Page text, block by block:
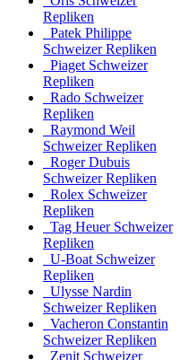
Repliken
Patek Philippe
Schweizer Repliken
Piaget Schweizer
Repliken
Rado Schweizer
Repliken
Raymond Weil
Schweizer Repliken
Roger Dubuis
Schweizer Repliken
Rolex Schweizer
Repliken
Tag Heuer Schweizer
Repliken
U-Boat Schweizer
Repliken
Ulysse Nardin
Schweizer Repliken
Vacheron Constantin
Schweizer Repliken
Zenit Schweizer